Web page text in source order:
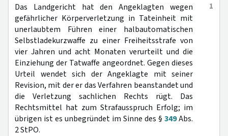
1
Das Landgericht hat den Angeklagten wegen
gefährlicher Körperverletzung in Tateinheit mit
unerlaubtem Führen einer halbautomatischen
Selbstladekurzwaffe zu einer Freiheitsstrafe von
vier Jahren und acht Monaten verurteilt und die
Einziehung der Tatwaffe angeordnet. Gegen dieses
Urteil wendet sich der Angeklagte mit seiner
Revision, mit der er das Verfahren beanstandet und
die Verletzung sachlichen Rechts rügt. Das
Rechtsmittel hat zum Strafausspruch Erfolg; im
übrigen ist es unbegründet im Sinne des § 349Abs.
2 StPO.